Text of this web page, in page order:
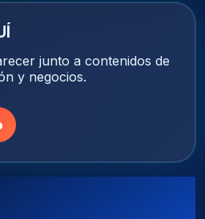
junto a contenidos de
y negocios.